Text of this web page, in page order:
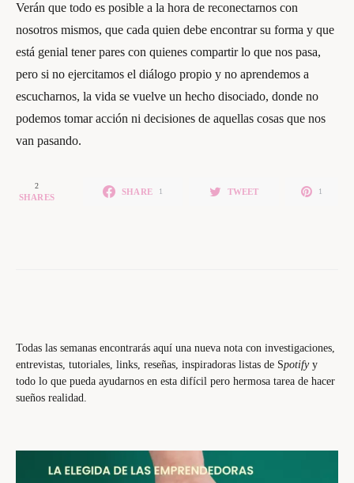
Verán que todo es posible a la hora de reconectarnos con
nosotros mismos, que cada quien debe encontrar su forma y que
está genial tener pares con quienes compartir lo que nos pasa,
pero si no ejercitamos el diálogo propio y no aprendemos a
escucharnos, la vida se vuelve un hecho disociado, donde no
podemos tomar acción ni decisiones de aquellas cosas que nos
van pasando.
2
SHARES
SHARE 1 TWEET 1
Todas las semanas encontrarás aquí una nueva nota con investigaciones,
entrevistas, tutoriales, links, reseñas, inspiradoras listas de Spotify y
todo lo que pueda ayudarnos en esta difícil pero hermosa tarea de hacer
sueños realidad.